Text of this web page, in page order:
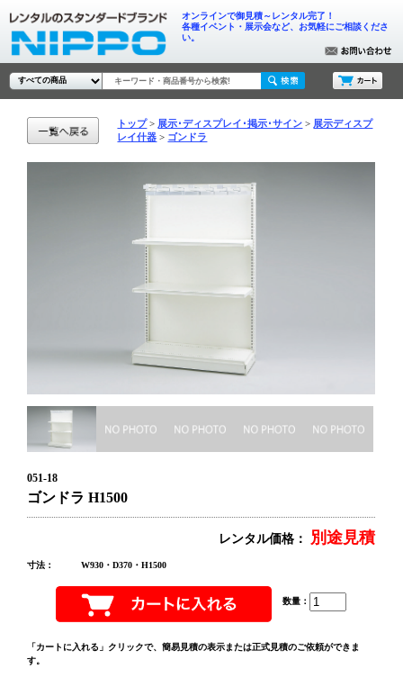
オンラインで御見積～レンタル完了！
各種イベント・展示会など、お気軽にご相談くださ
い。
トップ 展示･ディスプレイ･掲示･サイン
展示ディスプ
レイ什器
ゴンドラ
051-18
ゴンドラ H1500
レンタル価格： 別途見積
寸法： W930・D370・H1500
数量：
「カートに入れる」クリックで、簡易見積の表示または正式見積のご依頼ができま
す。